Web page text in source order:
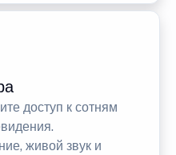
доступ к сотням
живой звук и